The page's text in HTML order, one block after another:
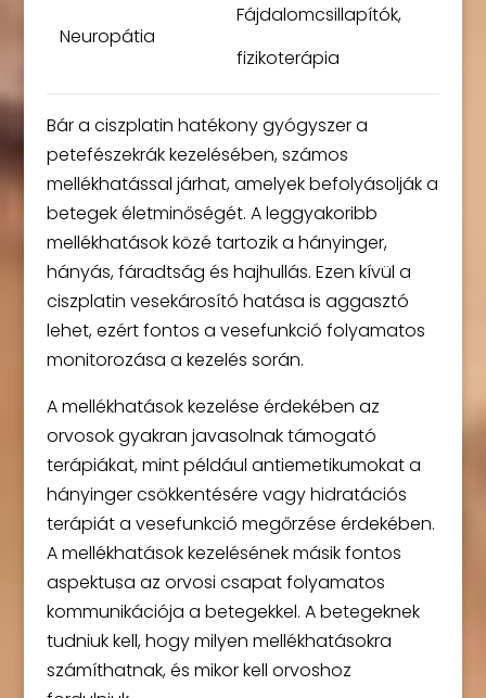
Neuropátia
Fájdalomcsillapítók,
fizikoterápia
Bár a ciszplatin hatékony gyógyszer a
petefészekrák kezelésében, számos
mellékhatással járhat, amelyek befolyásolják a
betegek életminőségét. A leggyakoribb
mellékhatások közé tartozik a hányinger,
hányás, fáradtság és hajhullás. Ezen kívül a
ciszplatin vesekárosító hatása is aggasztó
lehet, ezért fontos a vesefunkció folyamatos
monitorozása a kezelés során.
A mellékhatások kezelése érdekében az
orvosok gyakran javasolnak támogató
terápiákat, mint például antiemetikumokat a
hányinger csökkentésére vagy hidratációs
terápiát a vesefunkció megőrzése érdekében.
A mellékhatások kezelésének másik fontos
aspektusa az orvosi csapat folyamatos
kommunikációja a betegekkel. A betegeknek
tudniuk kell, hogy milyen mellékhatásokra
számíthatnak, és mikor kell orvoshoz